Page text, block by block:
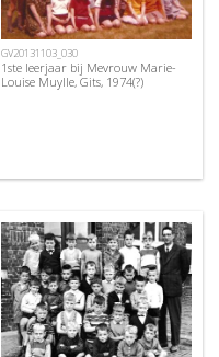
GV20131103_030
1ste leerjaar bij Mevrouw Marie-
Louise Muylle, Gits, 1974(?)